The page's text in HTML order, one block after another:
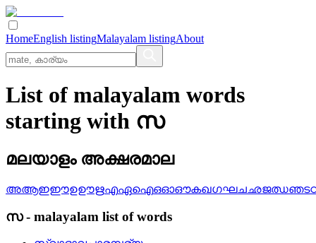
HomeEnglish listingMalayalam listingAbout
List of malayalam words
starting with സ
മലയാളം അക്ഷരമാല
അആഇഈഉഊഋഎഏഐഒഓഔകഖഗഘചഛജഝഞട
സ- malayalam list of words